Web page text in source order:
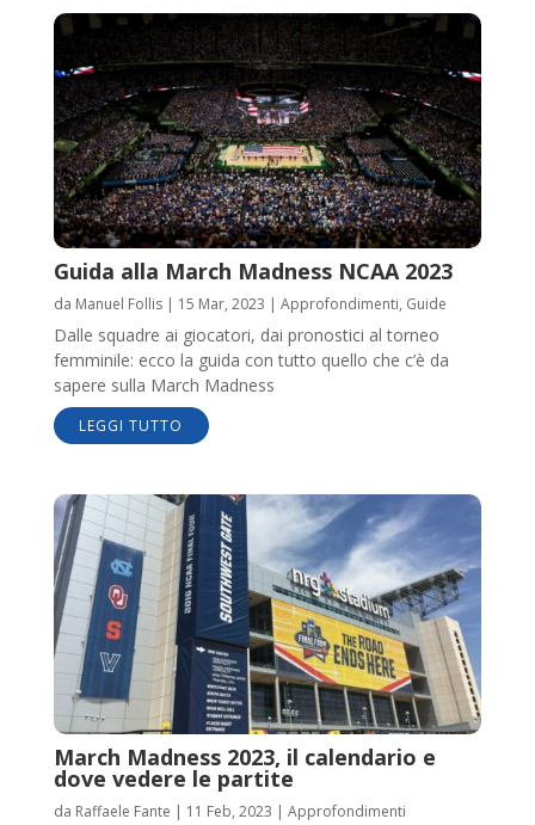
Guida alla March Madness NCAA 2023
da Manuel Follis| 15 Mar, 2023 | Approfondimenti, Guide
Dalle squadre ai giocatori, dai pronostici al torneo
femminile: ecco la guida con tutto quello che c’è da
sapere sulla March Madness
LEGGI TUTTO
March Madness 2023, il calendario e
dove vedere le partite
da Raffaele Fante | 11 Feb, 2023 | Approfondimenti